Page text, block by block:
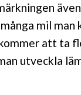
mil man
att ta
utveckla